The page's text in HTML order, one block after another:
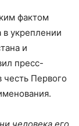
фактом
укреплении
и
пресс-
честь Первого